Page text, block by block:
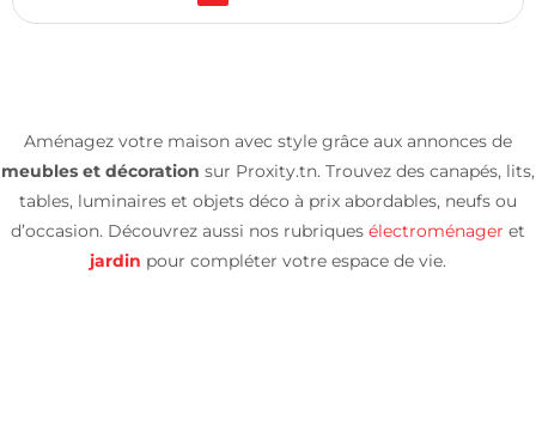
Aménagez votre maison avec style grâce aux annonces de
meubles et décoration sur Proxity.tn. Trouvez des canapés, lits,
tables, luminaires et objets déco à prix abordables, neufs ou
d’occasion. Découvrez aussi nos rubriques électroménager et
jardin pour compléter votre espace de vie.